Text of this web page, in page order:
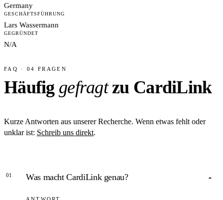
Germany
GESCHÄFTSFÜHRUNG
Lars Wassermann
GEGRÜNDET
N/A
FAQ · 04 FRAGEN
Häufig gefragtzu CardiLink
Kurze Antworten aus unserer Recherche. Wenn etwas fehlt oder
unklar ist: Schreib uns direkt.
01 Was macht CardiLink genau?